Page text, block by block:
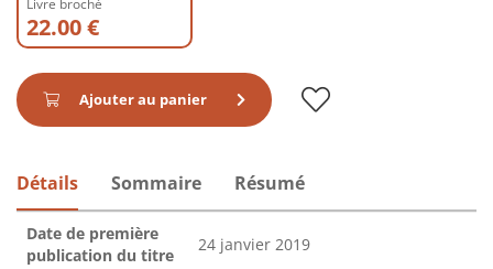
Livre broché
22.00 €
Ajouter au panier
Détails Sommaire Résumé
Date de première
publication du titre
24 janvier 2019